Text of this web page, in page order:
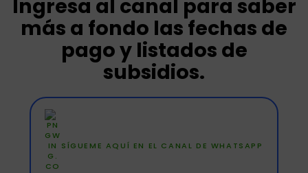
Ingresa al canal para saber
más a fondo las fechas de
pago y listados de
subsidios.
SÍGUEME AQUÍ EN EL CANAL DE WHATSAPP